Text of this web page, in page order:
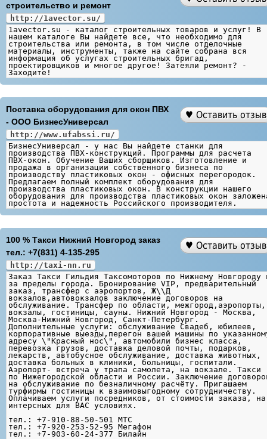
строительство и ремонт
http://1avector.su/
1avector.su - каталог строительных товаров и услуг! В
нашем каталоге Вы найдете все, что необходимо для
строительства или ремонта, в том числе отделочные
материалы, инструменты, также на сайте собрана вся
информация об услугах строительных бригад,
проектировщиков и многое другое! Затеяли ремонт? -
Заходите!
Поставка оборудования для окон ПВХ
- ООО БизнесУниверсал
http://www.ufabssi.ru/
БизнесУниверсал - у нас Вы найдете станки для
производства ПВХ-конструкций. Программы для расчета
ПВХ-окон. Обучение Ваших сборщиков. Изготовление и
продажа в организации собственного бизнеса по
производству пластиковых окон - офисных перегородок.
Предлагаем полный комплект оборудования для
производства пластиковых окон. В конструкции нашего
оборудования для производства пластиковых окон
простота и надежность Российского производителя.
100 % Такси Нижний Новгород заказ
тел.: +7(831) 4-135-295
http://taxi-nn.ru
Заказ Такси Гильдия Таксомоторов по Нижнему Новгороду
за пределы города. Бронирование VIP, предварительный
заказ, трансфер с аэропортов, Ж\\Д
вокзалов,автовокзалов заключение договоров на
обслуживание. Трансфер по области, межгород,аэропорты,
вокзалы, гостиницы, сауны. Нижний Новгород - Москва,
Москва-Нижний Новгород, Санкт-Петербург.
Дополнительные услуги: обслуживание Свадеб, юбилеев,
корпоративные выезды,перегон вашей машины по
адресу \"Красный нос\", автомобили бизнес класса,
перевозка грузов, доставка деловой почты, подарков,
лекарств, автобусное обслуживание, доставка животных,
доставка больных в клиники, больницы, госпитали.
Аэропорт- встреча у трапа самолета, на вокзале. Такси
по Нижегородской области и России. Заключение
на обслуживание по безналичному расчёту. Пригашаем
турфирмы гостиницы к взаимовыгодному сотрудничеству.
Оплачиваем услуги посредников, от стоимости заказа, на
интерсных для ВАС условиях.
тел.: +7-910-88-50-501 МТС
тел.: +7-920-253-52-95 Мегафон
тел.: +7-903-60-24-377 Билайн